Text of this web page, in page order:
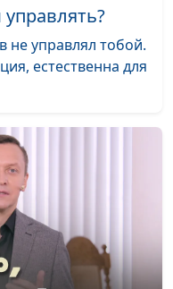
Караченцева,
Синицына,
Караченцева,
Синицына,
Караченцева,
не управлял тобой.
естественна для